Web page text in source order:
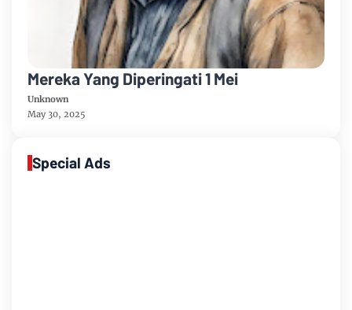
Mereka Yang Diperingati 1 Mei
Unknown
May 30, 2025
Special Ads